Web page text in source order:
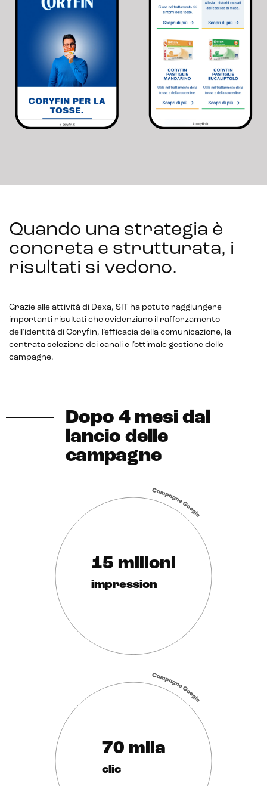
Quando una strategia è
concreta e strutturata, i
risultati si vedono.
Grazie alle attività di Dexa, SIT ha potuto raggiungere
importanti risultati che evidenziano il rafforzamento
dell’identità di Coryfin, l’efficacia della comunicazione, la
centrata selezione dei canali e l’ottimale gestione delle
campagne.
Dopo 4 mesi dal
lancio delle
campagne
15 milioni
impression
70 mila
clic